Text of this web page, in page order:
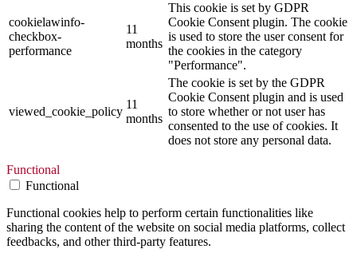
cookielawinfo-
checkbox-
performance
11
months
This cookie is set by GDPR
Cookie Consent plugin. The cookie
is used to store the user consent for
the cookies in the category
"Performance".
viewed_cookie_policy
11
months
The cookie is set by the GDPR
Cookie Consent plugin and is used
to store whether or not user has
consented to the use of cookies. It
does not store any personal data.
Functional
Functional
Functional cookies help to perform certain functionalities like
sharing the content of the website on social media platforms, collect
feedbacks, and other third-party features.